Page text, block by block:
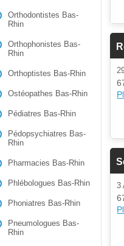
Orthodontistes Bas-
Rhin
Orthophonistes Bas-
Rhin
Orthoptistes Bas-Rhin
Ostéopathes Bas-Rhin
Pédiatres Bas-Rhin
Pédopsychiatres Bas-
Rhin
Pharmacies Bas-Rhin
Phlébologues Bas-Rhin
Phoniatres Bas-Rhin
Pneumologues Bas-
Rhin
3